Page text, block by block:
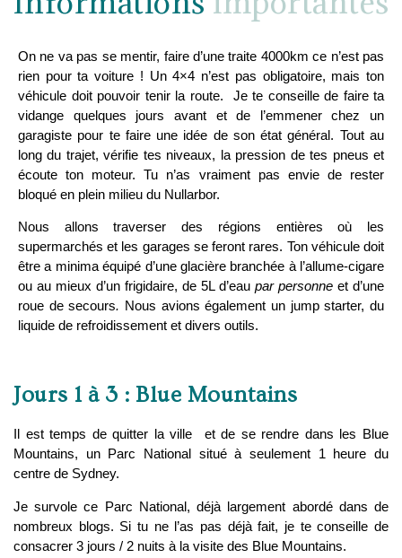
On ne va pas se mentir, faire d’une traite 4000km ce n’est pas
rien pour ta voiture ! Un 4×4 n’est pas obligatoire, mais ton
véhicule doit pouvoir tenir la route. Je te conseille de faire ta
vidange quelques jours avant et de l’emmener chez un
garagiste pour te faire une idée de son état général. Tout au
long du trajet, vérifie tes niveaux, la pression de tes pneus et
écoute ton moteur. Tu n’as vraiment pas envie de rester
bloqué en plein milieu du Nullarbor.
Nous allons traverser des régions entières où les
supermarchés et les garages se feront rares. Ton véhicule doit
être a minima équipé d’une glacière branchée à l’allume-cigare
ou au mieux d’un frigidaire, de 5L d’eau par personne et d’une
roue de secours. Nous avions également un jump starter, du
liquide de refroidissement et divers outils.
Jours 1 à 3 : Blue Mountains
Il est temps de quitter la ville et de se rendre dans les Blue
Mountains, un Parc National situé à seulement 1 heure du
centre de Sydney.
Je survole ce Parc National, déjà largement abordé dans de
nombreux blogs. Si tu ne l’as pas déjà fait, je te conseille de
consacrer 3 jours / 2 nuits à la visite des Blue Mountains.